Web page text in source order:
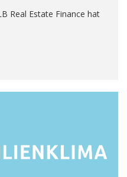
Real Estate Finance hat